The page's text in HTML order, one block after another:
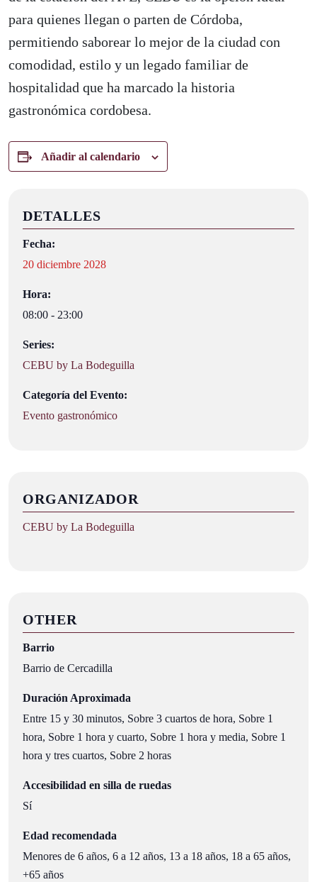
para quienes llegan o parten de Córdoba,
permitiendo saborear lo mejor de la ciudad con
comodidad, estilo y un legado familiar de
hospitalidad que ha marcado la historia
gastronómica cordobesa.
Añadir al calendario
DETALLES
Fecha:
20 diciembre 2028
Hora:
08:00 - 23:00
Series:
CEBU by La Bodeguilla
Categoría del Evento:
Evento gastronómico
ORGANIZADOR
CEBU by La Bodeguilla
OTHER
Barrio
Barrio de Cercadilla
Duración Aproximada
Entre 15 y 30 minutos, Sobre 3 cuartos de hora, Sobre 1
hora, Sobre 1 hora y cuarto, Sobre 1 hora y media, Sobre 1
hora y tres cuartos, Sobre 2 horas
Accesibilidad en silla de ruedas
Sí
Edad recomendada
Menores de 6 años, 6 a 12 años, 13 a 18 años, 18 a 65 años,
+65 años